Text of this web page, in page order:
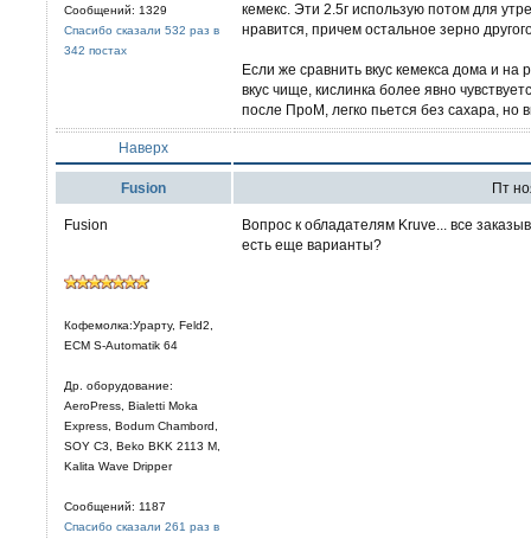
Сообщений: 1329
Спасибо сказали 532 раз в
342 постах
кемекс. Эти 2.5г использую потом для
нравится, причем остальное зерно
Если же сравнить вкус кемекса дома и
вкус чище, кислинка более явно
после ПроМ, легко пьется без сахара, но
Наверх
Fusion Пт
Fusion
Кофемолка:Урарту, Feld2,
ECM S-Automatik 64
Др. оборудование:
AeroPress, Bialetti Moka
Express, Bodum Chambord,
SOY C3, Beko BKK 2113 M,
Kalita Wave Dripper
Сообщений: 1187
Спасибо сказали 261 раз в
Вопрос к обладателям Kruve... все
есть еще варианты?